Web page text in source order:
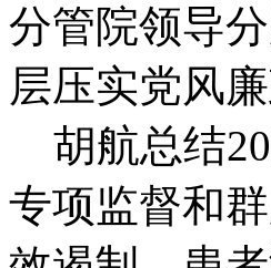
分管院领导
层压实党风
胡航总结
专项监督和